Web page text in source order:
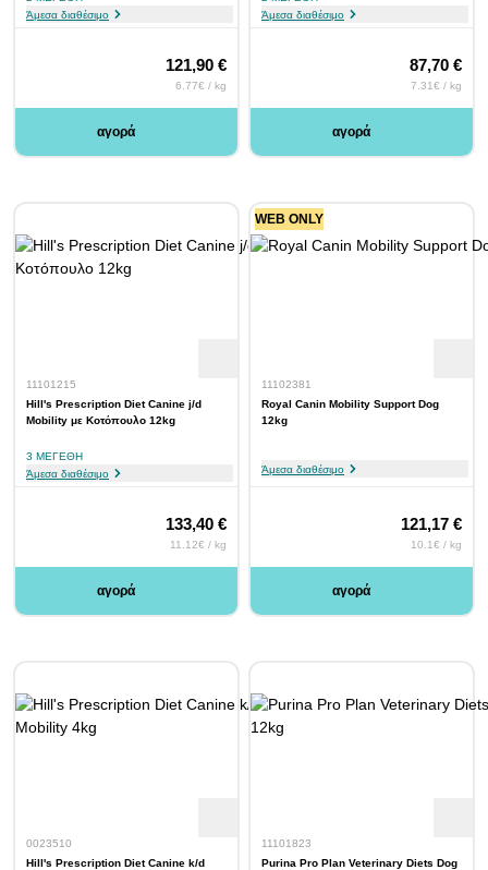
Άμεσα διαθέσιμο
121,90 €
6.77€ / kg
αγορά
Άμεσα διαθέσιμο
87,70 €
7.31€ / kg
αγορά
11101215
Hill's Prescription Diet Canine j/d
Mobility με Κοτόπουλο 12kg
3 ΜΕΓΈΘΗ
Άμεσα διαθέσιμο
133,40 €
11.12€ / kg
αγορά
WEB ONLY
11102381
Royal Canin Mobility Support Dog
12kg
Άμεσα διαθέσιμο
121,17 €
10.1€ / kg
αγορά
0023510
Hill's Prescription Diet Canine k/d
11101823
Purina Pro Plan Veterinary Diets Dog